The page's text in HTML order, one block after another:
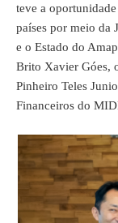
teve a
países por meio da
e o Estado do
Brito Xavier Góes,
Pinheiro Teles
Financeiros do